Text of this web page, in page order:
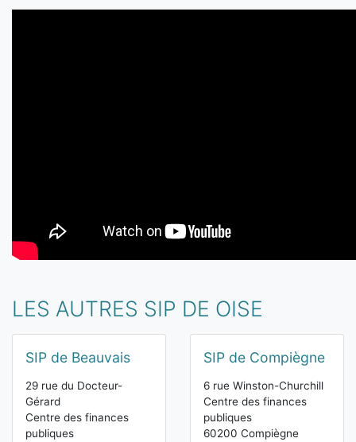
LES AUTRES SIP DE OISE
SIP de Beauvais
29 rue du Docteur-
Gérard
Centre des finances
publiques
SIP de Compiègne
6 rue Winston-Churchill
Centre des finances
publiques
60200 Compiègne